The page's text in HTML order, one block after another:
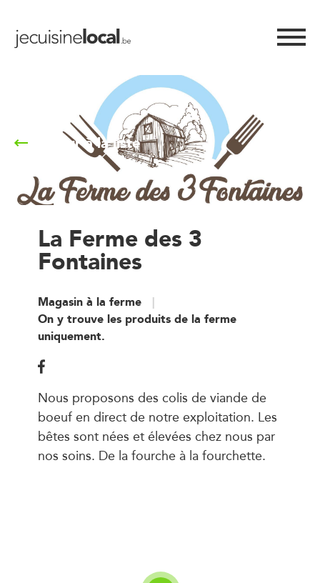
Retour à la liste
La Ferme des 3
Fontaines
Magasin à la ferme
On y trouve les produits de la ferme
uniquement.
Nous proposons des colis de viande de
boeuf en direct de notre exploitation. Les
bêtes sont nées et élevées chez nous par
nos soins. De la fourche à la fourchette.